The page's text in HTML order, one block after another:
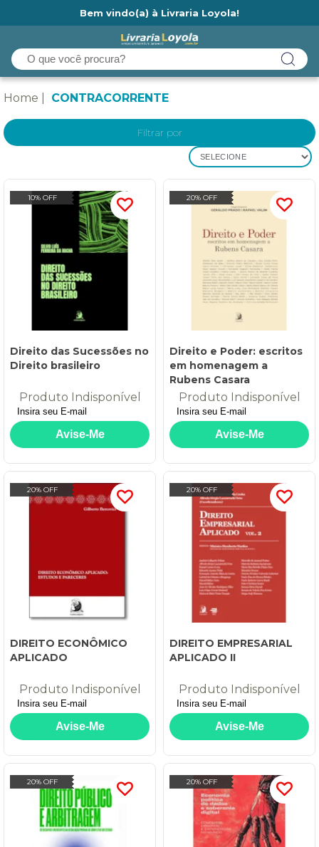
Bem vindo(a) à Livraria Loyola!
Home CONTRACORRENTE
Filtrar por
SELECIONE
10% OFF
Direito das Sucessões no
Direito brasileiro
Produto Indisponível
20% OFF
Direito e Poder: escritos
em homenagem a
Rubens Casara
Produto Indisponível
20% OFF
DIREITO ECONÔMICO
APLICADO
Produto Indisponível
20% OFF
DIREITO EMPRESARIAL
APLICADO II
Produto Indisponível
20% OFF 20% OFF